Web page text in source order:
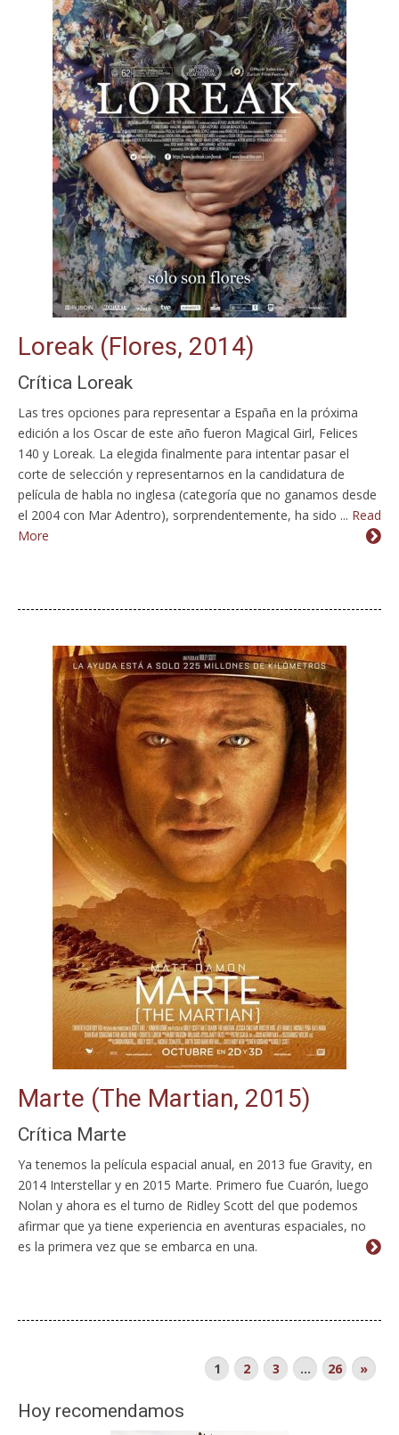
Loreak (Flores, 2014)
Crítica Loreak
Las tres opciones para representar a España en la próxima
edición a los Oscar de este año fueron Magical Girl, Felices
140 y Loreak. La elegida finalmente para intentar pasar el
corte de selección y representarnos en la candidatura de
película de habla no inglesa (categoría que no ganamos desde
el 2004 con Mar Adentro), sorprendentemente, ha sido ... Read
More
Marte (The Martian, 2015)
Crítica Marte
Ya tenemos la película espacial anual, en 2013 fue Gravity, en
2014 Interstellar y en 2015 Marte. Primero fue Cuarón, luego
Nolan y ahora es el turno de Ridley Scott del que podemos
afirmar que ya tiene experiencia en aventuras espaciales, no
es la primera vez que se embarca en una.
1 2 3 … 26 »
Hoy recomendamos